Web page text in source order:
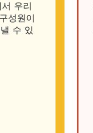
우리
성원이
수 있